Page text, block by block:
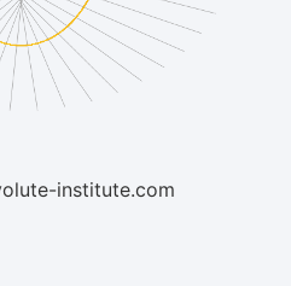
institute.com